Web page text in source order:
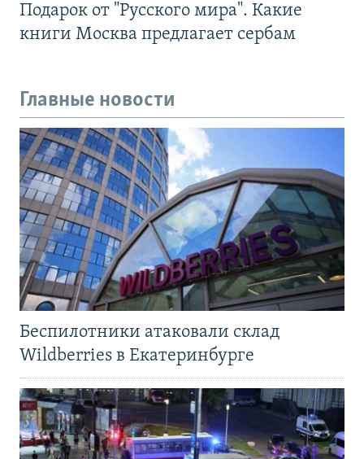
Подарок от "Русского мира". Какие
книги Москва предлагает сербам
Главные новости
Беспилотники атаковали склад
Wildberries в Екатеринбурге